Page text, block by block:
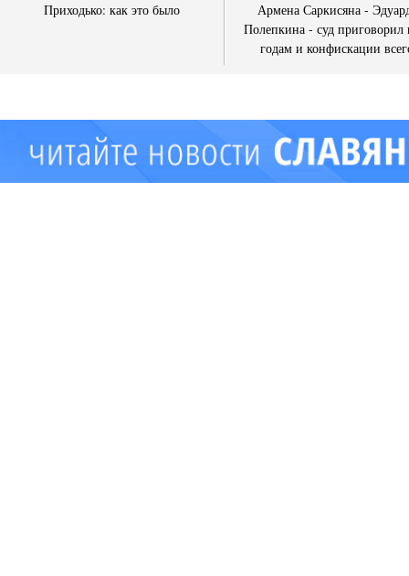
Приходько: как это было
Армена Саркисяна -
Полепкина - суд приговорил
годам и конфискации